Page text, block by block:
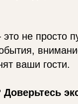
не просто
ваши гости.